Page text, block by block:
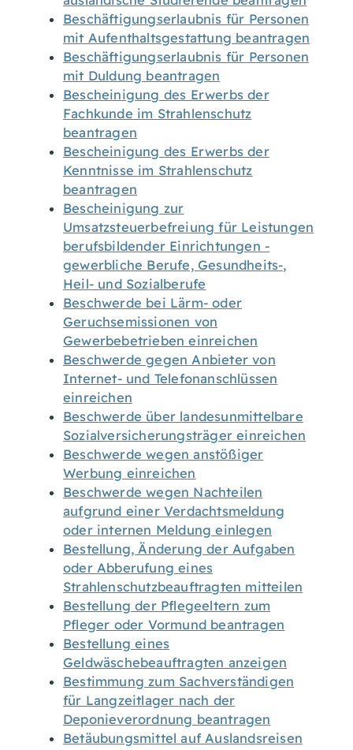
Beschäftigungserlaubnis für Personen
mit Aufenthaltsgestattung beantragen
Beschäftigungserlaubnis für Personen
mit Duldung beantragen
Bescheinigung des Erwerbs der
Fachkunde im Strahlenschutz
beantragen
Bescheinigung des Erwerbs der
Kenntnisse im Strahlenschutz
beantragen
Bescheinigung zur
Umsatzsteuerbefreiung für Leistungen
berufsbildender Einrichtungen -
gewerbliche Berufe, Gesundheits-,
Heil- und Sozialberufe
Beschwerde bei Lärm- oder
Geruchsemissionen von
Gewerbebetrieben einreichen
Beschwerde gegen Anbieter von
Internet- und Telefonanschlüssen
einreichen
Beschwerde über landesunmittelbare
Sozialversicherungsträger einreichen
Beschwerde wegen anstößiger
Werbung einreichen
Beschwerde wegen Nachteilen
aufgrund einer Verdachtsmeldung
oder internen Meldung einlegen
Bestellung, Änderung der Aufgaben
oder Abberufung eines
Strahlenschutzbeauftragten mitteilen
Bestellung der Pflegeeltern zum
Pfleger oder Vormund beantragen
Bestellung eines
Geldwäschebeauftragten anzeigen
Bestimmung zum Sachverständigen
für Langzeitlager nach der
Deponieverordnung beantragen
Betäubungsmittel auf Auslandsreisen